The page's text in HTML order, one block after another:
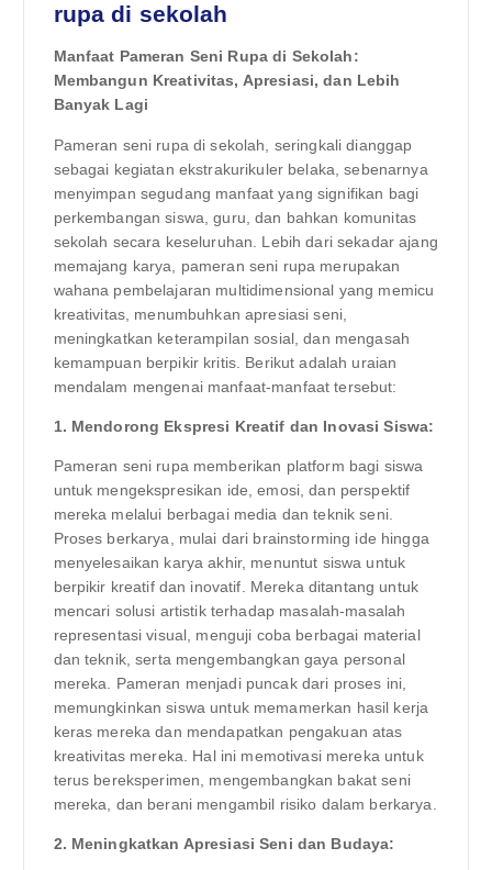
rupa di sekolah
Manfaat Pameran Seni Rupa di Sekolah:
Membangun Kreativitas, Apresiasi, dan Lebih
Banyak Lagi
Pameran seni rupa di sekolah, seringkali dianggap
sebagai kegiatan ekstrakurikuler belaka, sebenarnya
menyimpan segudang manfaat yang signifikan bagi
perkembangan siswa, guru, dan bahkan komunitas
sekolah secara keseluruhan. Lebih dari sekadar ajang
memajang karya, pameran seni rupa merupakan
wahana pembelajaran multidimensional yang memicu
kreativitas, menumbuhkan apresiasi seni,
meningkatkan keterampilan sosial, dan mengasah
kemampuan berpikir kritis. Berikut adalah uraian
mendalam mengenai manfaat-manfaat tersebut:
1. Mendorong Ekspresi Kreatif dan Inovasi Siswa:
Pameran seni rupa memberikan platform bagi siswa
untuk mengekspresikan ide, emosi, dan perspektif
mereka melalui berbagai media dan teknik seni.
Proses berkarya, mulai dari brainstorming ide hingga
menyelesaikan karya akhir, menuntut siswa untuk
berpikir kreatif dan inovatif. Mereka ditantang untuk
mencari solusi artistik terhadap masalah-masalah
representasi visual, menguji coba berbagai material
dan teknik, serta mengembangkan gaya personal
mereka. Pameran menjadi puncak dari proses ini,
memungkinkan siswa untuk memamerkan hasil kerja
keras mereka dan mendapatkan pengakuan atas
kreativitas mereka. Hal ini memotivasi mereka untuk
terus bereksperimen, mengembangkan bakat seni
mereka, dan berani mengambil risiko dalam berkarya.
2. Meningkatkan Apresiasi Seni dan Budaya: